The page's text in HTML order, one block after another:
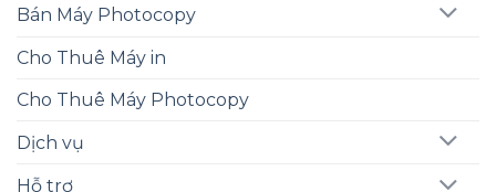
Bán Máy Photocopy
Cho Thuê Máy in
Cho Thuê Máy Photocopy
Dịch vụ
Hỗ trợ